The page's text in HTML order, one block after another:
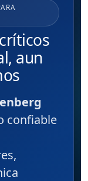
aun
confiable